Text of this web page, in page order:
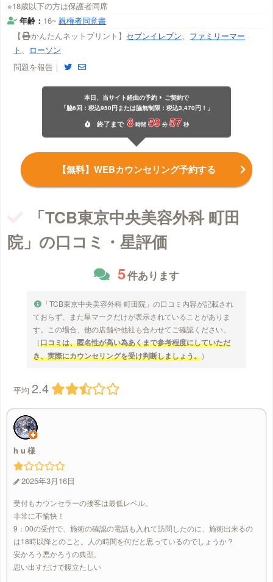
※18歳以下の方は保護者同席
年齢： 16~ 親権者同意書
【
かんたんネットプリント】 セブンイレブン
ファミリーマー
ト
ローソン
問題を報告｜
本日、当サイト経由の予約
ご契約で
「脇6回：税込950円または脇無制限：税込3,470円！」
終了 まで 8 時間 59 分 57 秒
【無料】WEBカウンセリング予約する
「TCB東京中央美容外科 町田
院」の口コミ・星評価
5件あります
「TCB東京中央美容外科 町田院」の口コミ内容が記載され
ておらず、また星マークだけが表示されていることがありま
す。この場合、他の店舗や他社も合わせてご確認ください。
（口コミは、匿名性が高い為あくまで参考程度にしていただ
き、実際にカウンセリングを受け判断しましょう。）
平均2.4
h u
2025年3月16日
受付もカウンセラーの接客は最低レベル。
非常に不愉快！
9：00の受付で、施術の確認の電話も入れて訪問したのに、施術出来るの
は18時以降とのこと。人の時間を何だと思っているのでしょうか？
安かろう悪かろうの典型。
思い出すだけで腹立たしい